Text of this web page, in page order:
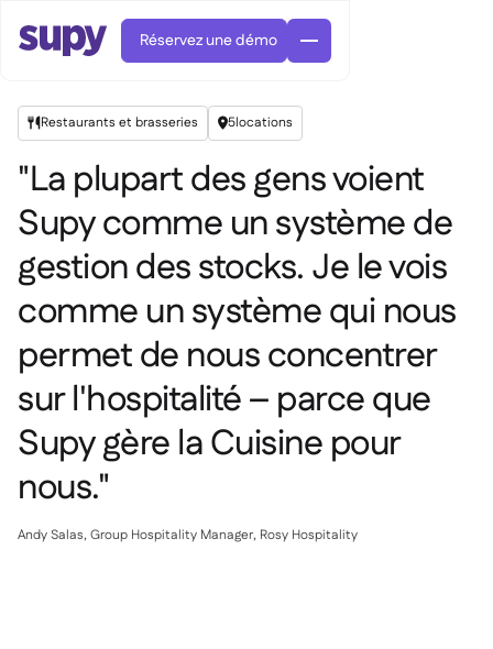
 Commandes et achats
 Cuisine centrale
Supy Connect
Autorisations et limites
Factures et demandes d'avoir IA
Réception de factures par IA
 Gastronomique
 Restauration rapide
Restaurants et brasseries
Bars et Cafés
 Cuisine centrale
 Bars et bistrots
Blog
 Fiches pratiques et webinaires
 Podcast
 Succes Story
 Outils gratuits
À propos
 Carrières
 Nous contacter
AR
DE
AU
Réservez une démo
 Restaurants et brasseries 5locations
"La plupart des gens voient
Supy comme un système de
gestion des stocks. Je le vois
comme un système qui nous
permet de nous concentrer
sur l'hospitalité – parce que
Supy gère la Cuisine pour
nous."
Andy Salas, Group Hospitality Manager, Rosy Hospitality